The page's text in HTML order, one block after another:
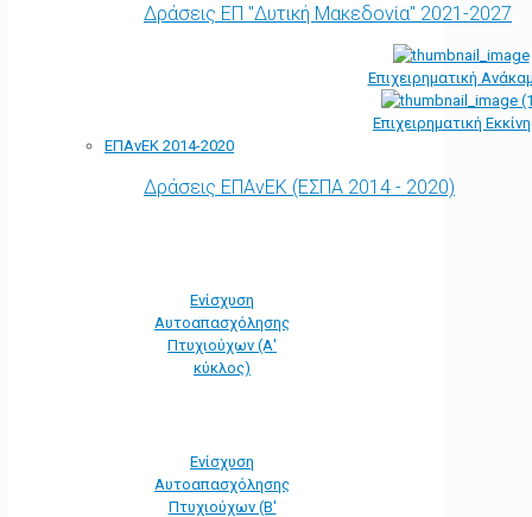
Δράσεις ΕΠ "Δυτική Μακεδονία" 2021-2027
Επιχειρηματική
Επιχειρηματική
ΕΠΑνΕΚ 2014-2020
Δράσεις ΕΠΑνΕΚ (ΕΣΠΑ 2014 - 2020)
Ενίσχυση
Αυτοαπασχόλησης
Πτυχιούχων (Α'
κύκλος)
Ενίσχυση
Αυτοαπασχόλησης
Πτυχιούχων (Β'